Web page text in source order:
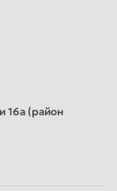
16а (район